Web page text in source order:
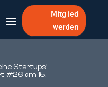
Mitglied
werden
Startups’
#26 am 15.